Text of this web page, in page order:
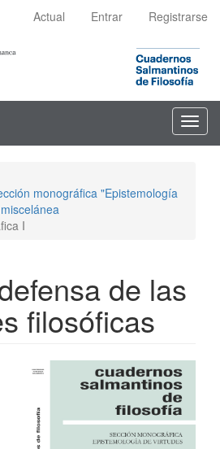
Actual Entrar Registrarse
monográfica "Epistemología
I
de las
filosóficas